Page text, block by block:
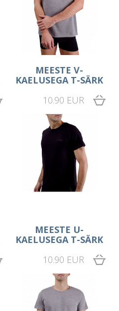
MEESTE V-
KAELUSEGA T-SÄRK
10.90 EUR
MEESTE U-
KAELUSEGA T-SÄRK
10.90 EUR